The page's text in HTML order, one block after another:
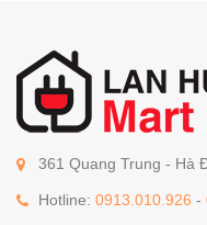
361 Quang Trung - Hà
Hotline: 0913.010.926 -